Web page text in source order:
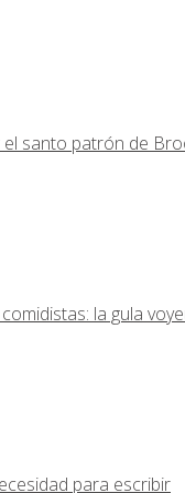
el santo patrón de
la gula
para escribir